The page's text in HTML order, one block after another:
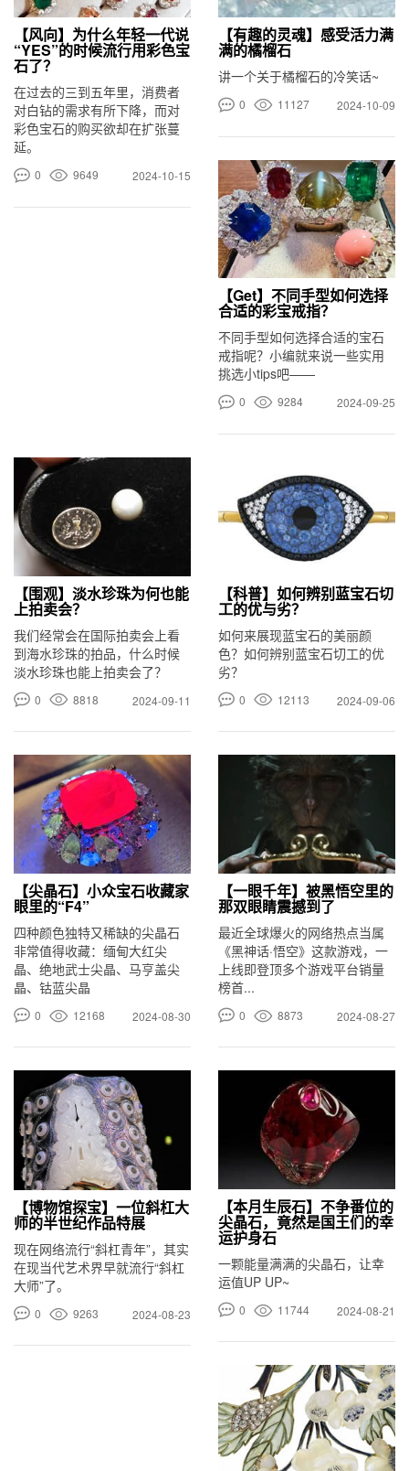
【风向】为什么年轻一代说
“YES”的时候流行用彩色宝
石了？
在过去的三到五年里，消费者
对白钻的需求有所下降，而对
彩色宝石的购买欲却在扩张蔓
延。
0 9649 2024-10-15
【有趣的灵魂】感受活力满
满的橘榴石
讲一个关于橘榴石的冷笑话~
0 11127 2024-10-09
【Get】不同手型如何选择
合适的彩宝戒指？
不同手型如何选择合适的宝石
戒指呢？小编就来说一些实用
挑选小tips吧——
0 9284 2024-09-25
【围观】淡水珍珠为何也能
上拍卖会？
我们经常会在国际拍卖会上看
到海水珍珠的拍品，什么时候
淡水珍珠也能上拍卖会了？
0 8818 2024-09-11
【科普】如何辨别蓝宝石切
工的优与劣？
如何来展现蓝宝石的美丽颜
色？如何辨别蓝宝石切工的优
劣？
0 12113 2024-09-06
【尖晶石】小众宝石收藏家
眼里的“F4”
四种颜色独特又稀缺的尖晶石
非常值得收藏：缅甸大红尖
晶、绝地武士尖晶、马亨盖尖
晶、钴蓝尖晶
0 12168 2024-08-30
【一眼千年】被黑悟空里的
那双眼睛震撼到了
最近全球爆火的网络热点当属
《黑神话·悟空》这款游戏，一
上线即登顶多个游戏平台销量
榜首...
0 8873 2024-08-27
【博物馆探宝】一位斜杠大
师的半世纪作品特展
现在网络流行“斜杠青年”，其实
在现当代艺术界早就流行“斜杠
大师”了。
0 9263 2024-08-23
【本月生辰石】不争番位的
尖晶石，竟然是国王们的幸
运护身石
一颗能量满满的尖晶石，让幸
运值UP UP~
0 11744 2024-08-21